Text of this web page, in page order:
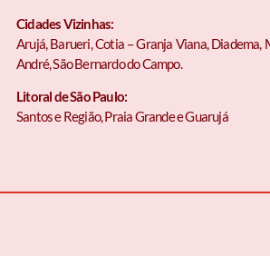
Cidades Vizinhas:
Arujá, Barueri, Cotia – Granja Viana, Diadema,
André, São Bernardo do Campo.
Litoral de São Paulo:
Santos e Região, Praia Grande e Guarujá